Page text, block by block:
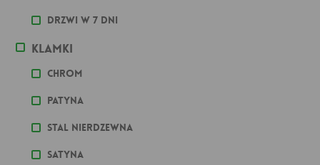
Drzwi w 7 dni
Klamki
Chrom
Patyna
stal nierdzewna
Satyna